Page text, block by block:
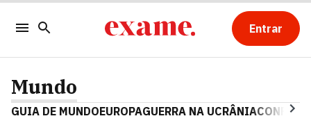
Entrar
Mundo
GUIA DE MUNDOEUROPAGUERRA NA UCRÂNIA